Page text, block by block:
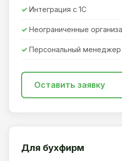
Интеграция с 1С
Неограниченные
Персональный менеджер
Оставить заявку
Для бухфирм